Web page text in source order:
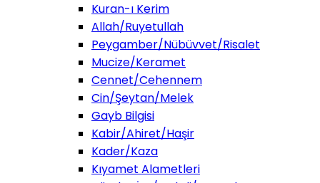
Kuran-ı Kerim
Allah/Ruyetullah
Peygamber/Nübüvvet/Risalet
Mucize/Keramet
Cennet/Cehennem
Cin/Şeytan/Melek
Gayb Bilgisi
Kabir/Ahiret/Haşir
Kader/Kaza
Kıyamet Alametleri